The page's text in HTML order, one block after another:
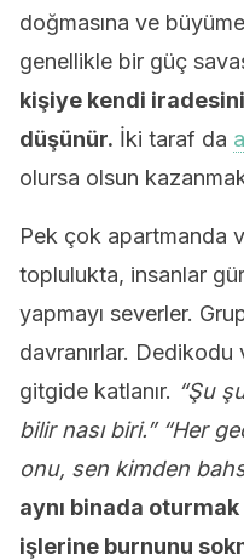
doğmasına ve
genellikle bir güç
kişiye kendi
düşünür. İki taraf da
olursa olsun
Pek çok apartmanda
toplulukta, insanlar
yapmayı severler.
davranırlar.
gitgide katlanır. “Şu
bilir nası biri.” “Her
onu, sen kimden
aynı binada
işlerine burnunu